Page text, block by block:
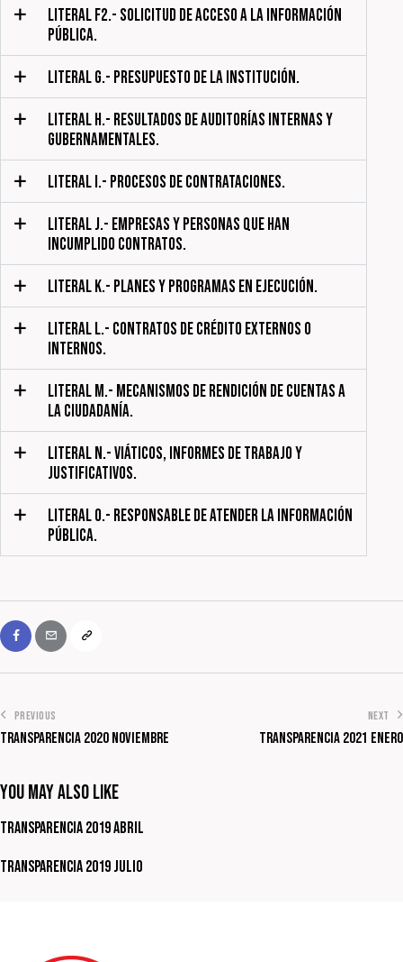
LITERAL F2.- SOLICITUD DE ACCESO A LA INFORMACIÓN
PÚBLICA.
LITERAL G.- PRESUPUESTO DE LA INSTITUCIÓN.
LITERAL H.- RESULTADOS DE AUDITORÍAS INTERNAS Y
GUBERNAMENTALES.
LITERAL I.- PROCESOS DE CONTRATACIONES.
LITERAL J.- EMPRESAS Y PERSONAS QUE HAN
INCUMPLIDO CONTRATOS.
LITERAL K.- PLANES Y PROGRAMAS EN EJECUCIÓN.
LITERAL L.- CONTRATOS DE CRÉDITO EXTERNOS O
INTERNOS.
LITERAL M.- MECANISMOS DE RENDICIÓN DE CUENTAS A
LA CIUDADANÍA.
LITERAL N.- VIÁTICOS, INFORMES DE TRABAJO Y
JUSTIFICATIVOS.
LITERAL O.- RESPONSABLE DE ATENDER LA INFORMACIÓN
PÚBLICA.
PREVIOUS
Transparencia 2020 Noviembre
NEXT
Transparencia 2021 Enero
You May Also Like
Transparencia 2019 Abril
Transparencia 2019 Julio